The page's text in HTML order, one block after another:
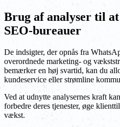
Brug af analyser til
SEO-bureauer
De indsigter, der opnås fra
overordnede marketing- og
bemærker en høj svartid, kan du
kundeservice eller strømline
Ved at udnytte analysernes kraft
forbedre deres tjenester, øge
vækst.